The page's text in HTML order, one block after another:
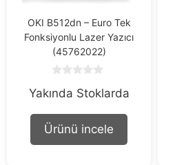
OKI B512dn – Euro Tek
Fonksiyonlu Lazer Yazıcı
(45762022)
o
t
f
Yakında Stoklarda
Ürünü incele